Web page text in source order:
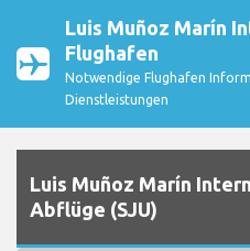
Luis Muñoz Marín
Flughafen
Notwendige Flughafen
Dienstleistungen
Luis Muñoz Marín
Abflüge (SJU)